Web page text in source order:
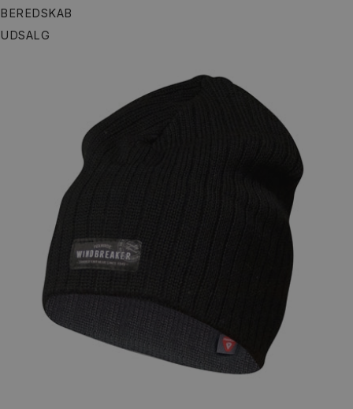
BEREDSKAB
UDSALG